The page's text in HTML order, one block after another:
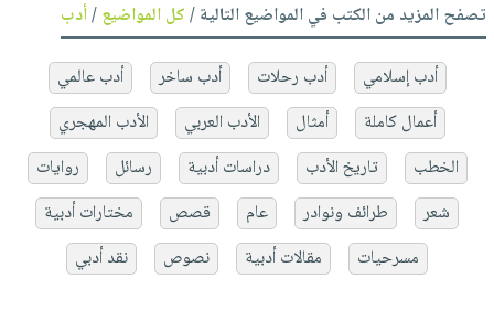
تصفح المزيد من الكتب في المواضيع التالية /كل المواضيع/أدب
أدب إسلامي أدب رحلات أدب ساخر
أدب عالمي
أعمال كاملة
أمثال الأدب العربي
الأدب المهجري
الخطب
تاريخ الأدب دراسات أدبية رسائل
روايات
شعر
طرائف ونوادر عام قصص
مختارات أدبية
مسرحيات
مقالات أدبية نصوص نقد أدبي